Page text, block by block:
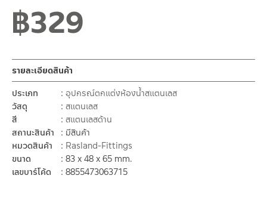
฿329
รายละเอียดสินค้า
ประเภท
อุปกรณ์ตกแต่งห้องน้ำสแตนเลส
วัสดุ
สแตนเลส
สี
สแตนเลสด้าน
สถานะสินค้า
มีสินค้า
หมวดสินค้า
Rasland-Fittings
ขนาด
83 x 48 x 65 mm.
เลขบาร์โค้ด
8855473063715